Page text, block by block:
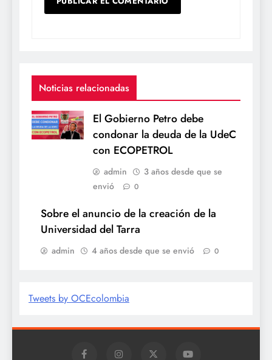
Noticias relacionadas
El Gobierno Petro debe
condonar la deuda de la UdeC
con ECOPETROL
admin
3 años desde que se
envió
0
Sobre el anuncio de la creación de la
Universidad del Tarra
admin 4 años desde que se envió 0
Tweets by OCEcolombia